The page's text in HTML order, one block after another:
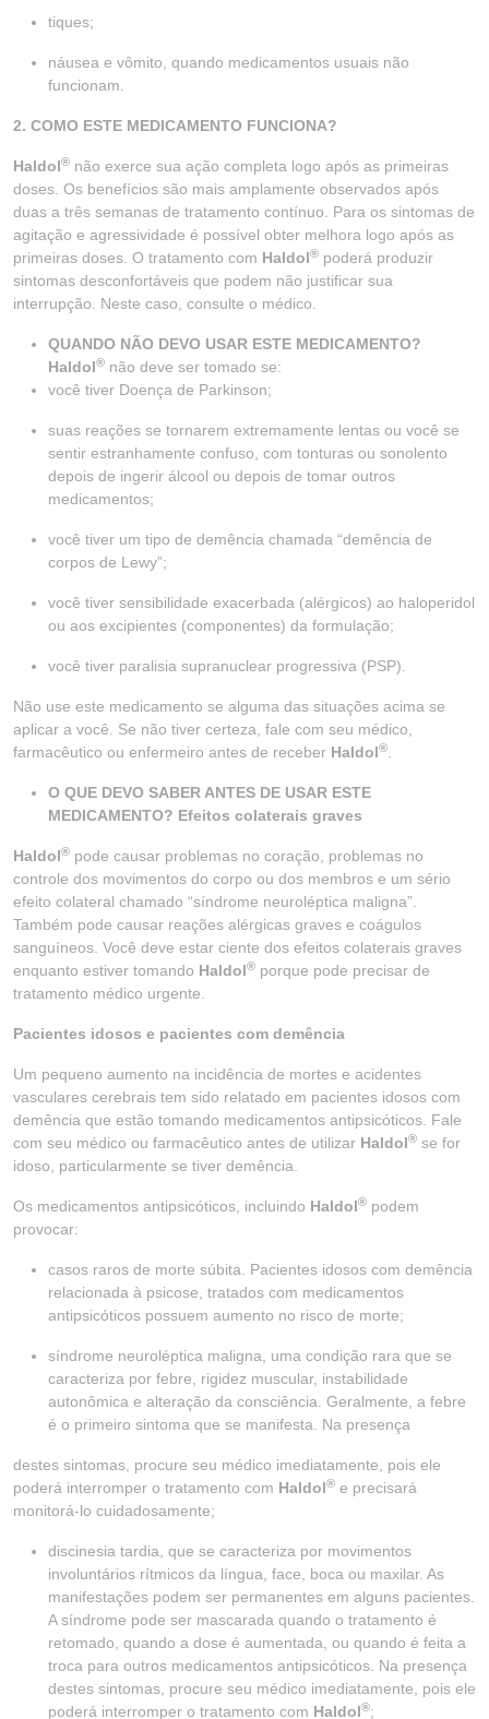
tiques;
náusea e vômito, quando medicamentos usuais não
funcionam.
2. COMO ESTE MEDICAMENTO FUNCIONA?
Haldol® não exerce sua ação completa logo após as primeiras
doses. Os benefícios são mais amplamente observados após
duas a três semanas de tratamento contínuo. Para os sintomas de
agitação e agressividade é possível obter melhora logo após as
primeiras doses. O tratamento com Haldol® poderá produzir
sintomas desconfortáveis que podem não justificar sua
interrupção. Neste caso, consulte o médico.
QUANDO NÃO DEVO USAR ESTE MEDICAMENTO?
Haldol® não deve ser tomado se:
você tiver Doença de Parkinson;
suas reações se tornarem extremamente lentas ou você se
sentir estranhamente confuso, com tonturas ou sonolento
depois de ingerir álcool ou depois de tomar outros
medicamentos;
você tiver um tipo de demência chamada “demência de
corpos de Lewy”;
você tiver sensibilidade exacerbada (alérgicos) ao haloperidol
ou aos excipientes (componentes) da formulação;
você tiver paralisia supranuclear progressiva (PSP).
Não use este medicamento se alguma das situações acima se
aplicar a você. Se não tiver certeza, fale com seu médico,
farmacêutico ou enfermeiro antes de receber Haldol®
O QUE DEVO SABER ANTES DE USAR ESTE
MEDICAMENTO? Efeitos colaterais graves
Haldol® pode causar problemas no coração, problemas no
controle dos movimentos do corpo ou dos membros e um sério
efeito colateral chamado “síndrome neuroléptica maligna”.
Também pode causar reações alérgicas graves e coágulos
sanguíneos. Você deve estar ciente dos efeitos colaterais graves
enquanto estiver tomando Haldol® porque pode precisar de
tratamento médico urgente.
Pacientes idosos e pacientes com demência
Um pequeno aumento na incidência de mortes e acidentes
vasculares cerebrais tem sido relatado em pacientes idosos com
demência que estão tomando medicamentos antipsicóticos. Fale
com seu médico ou farmacêutico antes de utilizar Haldol® se for
idoso, particularmente se tiver demência.
Os medicamentos antipsicóticos, incluindo Haldol® podem
provocar:
casos raros de morte súbita. Pacientes idosos com demência
relacionada à psicose, tratados com medicamentos
antipsicóticos possuem aumento no risco de morte;
síndrome neuroléptica maligna, uma condição rara que se
caracteriza por febre, rigidez muscular, instabilidade
autonômica e alteração da consciência. Geralmente, a febre
é o primeiro sintoma que se manifesta. Na presença
destes sintomas, procure seu médico imediatamente, pois ele
poderá interromper o tratamento com Haldol® e precisará
monitorá-lo cuidadosamente;
discinesia tardia, que se caracteriza por movimentos
involuntários rítmicos da língua, face, boca ou maxilar. As
manifestações podem ser permanentes em alguns pacientes.
A síndrome pode ser mascarada quando o tratamento é
retomado, quando a dose é aumentada, ou quando é feita a
troca para outros medicamentos antipsicóticos. Na presença
destes sintomas, procure seu médico imediatamente, pois ele
poderá interromper o tratamento com Haldol®;